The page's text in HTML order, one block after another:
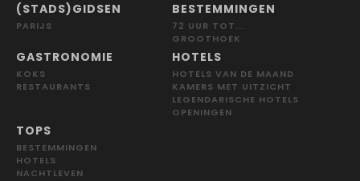
(STADS)GIDSEN
PARIJS
BESTEMMINGEN
72 UUR TOT...
GROOTHOEK
GASTRONOMIE
KOKS
RESTAURANTS
HOTELS
HOTELS VAN DE MAAND
KAMERS MET UITZICHT
LEGENDARISCHE HOTELS
OPENINGEN
TOPS
BESTEMMINGEN
HOTELS
NACHTLEVEN